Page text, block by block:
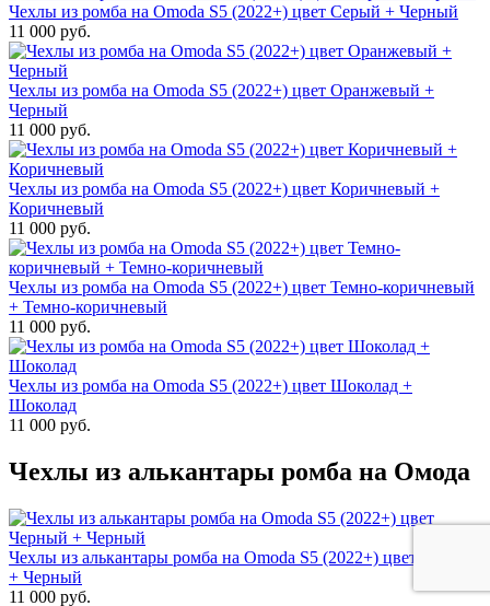
Чехлы из ромба на Omoda S5 (2022+) цвет Серый + Черный
11 000 руб.
Чехлы из ромба на Omoda S5 (2022+) цвет Оранжевый +
Черный
11 000 руб.
Чехлы из ромба на Omoda S5 (2022+) цвет Коричневый +
Коричневый
11 000 руб.
Чехлы из ромба на Omoda S5 (2022+) цвет Темно-коричневый
+ Темно-коричневый
11 000 руб.
Чехлы из ромба на Omoda S5 (2022+) цвет Шоколад +
Шоколад
11 000 руб.
Чехлы из алькантары ромба на Омода
Чехлы из алькантары ромба на Omoda S5 (2022+) цвет Черный
+ Черный
11 000 руб.